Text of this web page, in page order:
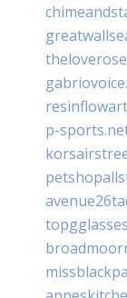
p-